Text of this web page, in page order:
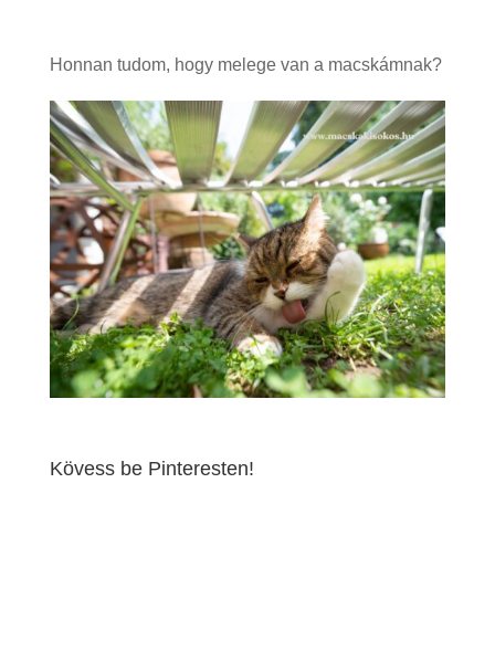
Honnan tudom, hogy melege van a macskámnak?
Kövess be Pinteresten!